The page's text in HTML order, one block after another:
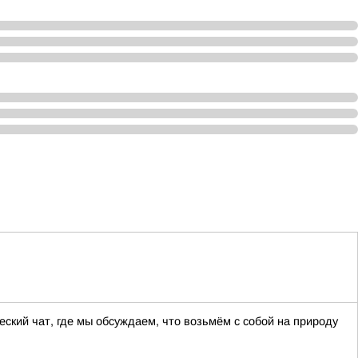
чат, где мы обсуждаем, что возьмём с собой на природу